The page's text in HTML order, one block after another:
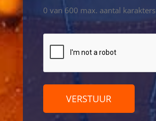
0 van 600 max. aantal karakters